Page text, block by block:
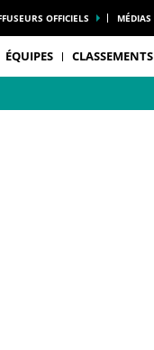
OFFICIELS MÉDIAS
ÉQUIPES CLASSEMENTS